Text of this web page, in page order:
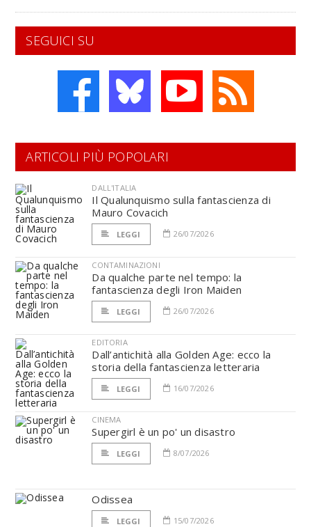
SEGUICI SU
ARTICOLI PIÙ POPOLARI
DALL'ITALIA
Il Qualunquismo sulla fantascienza di
Mauro Covacich
LEGGI 26/07/2026
CONTAMINAZIONI
Da qualche parte nel tempo: la
fantascienza degli Iron Maiden
LEGGI 26/07/2026
EDITORIA
Dall’antichità alla Golden Age: ecco la
storia della fantascienza letteraria
LEGGI 16/07/2026
CINEMA
Supergirl è un po' un disastro
LEGGI 8/07/2026
Odissea
LEGGI 15/07/2026